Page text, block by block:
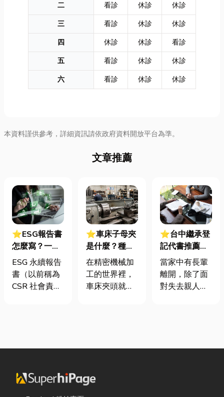
二
看診 休診
休診
三
看診 休診
休診
四
休診 休診
看診
五
看診 休診
休診
六
看診 休診 休診
本資料謹供參考，詳細資訊請依政府資料開放平台為準。
文章推薦
⭐ESG報告書
怎麼寫？一定
要上市櫃才寫
嗎？3步驟擺
脫綠色轉型焦
ESG 永續報告
書（以前稱為
CSR 社會責任
責任（S）與
（G）三個維
度營運成果的
正式文件。它
⭐車床子母夾
是什麼？種
類、規格挑選
與台灣採購推
薦完整指南
在精密機械加
工的世界裡，
車床夾頭就像
的工件。然
異形材或精密
⭐台中繼承登
記代書推薦！
一篇教你最新
民法繼承分配
怎麼算？地政
當家中有長輩
離開，除了面
對失去親人的
到不知所措。